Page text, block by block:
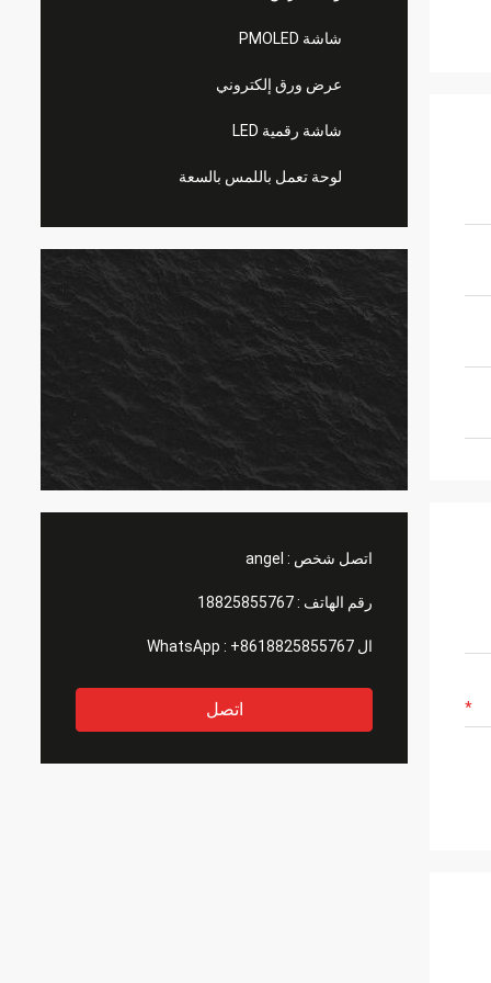
شاشة PMOLED
عرض ورق إلكتروني
شاشة رقمية LED
لوحة تعمل باللمس بالسعة
اتصل شخص : angel
رقم الهاتف :18825855767
ال WhatsApp : +8618825855767
اتصل